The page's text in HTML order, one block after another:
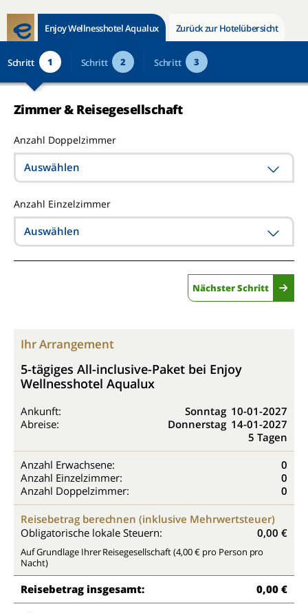
Enjoy Wellnesshotel Aqualux Zurück zur Hotelübersicht
Schritt 1 Schritt 2 Schritt 3
Zimmer & Reisegesellschaft
Anzahl Doppelzimmer
Auswählen
Anzahl Einzelzimmer
Auswählen
Nächster Schritt
Ihr Arrangement
5-tägiges All-inclusive-Paket bei Enjoy
Wellnesshotel Aqualux
Ankunft: Sonntag 10-01-2027
Abreise:
Donnerstag 14-01-2027
5 Tagen
Anzahl Erwachsene:
0
Anzahl Einzelzimmer:
0
Anzahl Doppelzimmer:
0
Reisebetrag berechnen (inklusive Mehrwertsteuer)
Obligatorische lokale Steuern:
0,00 €
Auf Grundlage Ihrer Reisegesellschaft (4,00 € pro Person pro
Nacht)
Reisebetrag insgesamt: 0,00 €